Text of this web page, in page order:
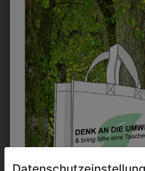
DAS KÖNNTE
AUCH